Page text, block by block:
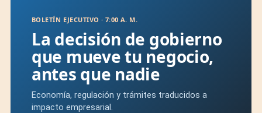
BOLETÍN EJECUTIVO · 7:00 A. M.
La decisión de gobierno
que mueve tu negocio,
antes que nadie
Economía, regulación y trámites traducidos a
impacto empresarial.